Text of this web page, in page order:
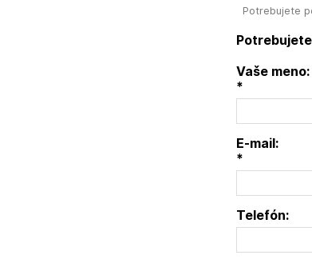
Potrebujete
Vaše meno:
*
E-mail:
*
Telefón: